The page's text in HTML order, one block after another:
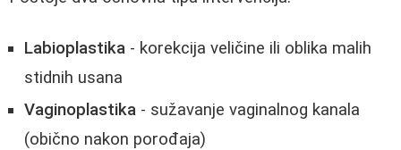
Labioplastika - korekcija veličine ili oblika malih
stidnih usana
Vaginoplastika - sužavanje vaginalnog kanala
(obično nakon porođaja)